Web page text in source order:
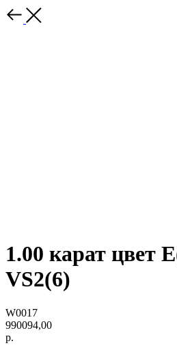
1.00 карат цвет
VS2(6)
W0017
990094,00
р.